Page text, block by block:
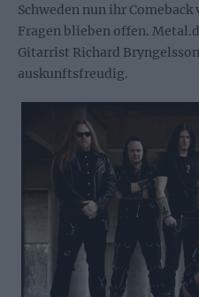
Schweden nun ihr
Fragen blieben offen.
Gitarrist Richard
auskunftsfreudig.